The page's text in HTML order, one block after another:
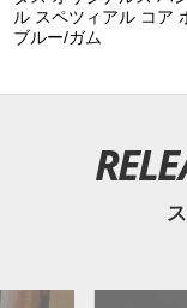
ル スペツィアル コア
ブルー/ガム